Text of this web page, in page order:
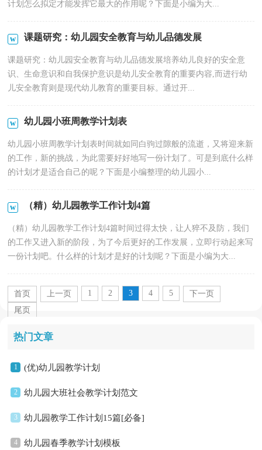
计划怎么拟定才能发挥它最大的作用呢？下面是小编为大...
课题研究：幼儿园安全教育与幼儿品德发展
课题研究：幼儿园安全教育与幼儿品德发展培养幼儿良好的安全意
识、生命意识和自我保护意识是幼儿安全教育的重要内容,而进行幼
儿安全教育则是现代幼儿教育的重要目标。通过开...
幼儿园小班周教学计划表
幼儿园小班周教学计划表时间就如同白驹过隙般的流逝，又将迎来新
的工作，新的挑战，为此需要好好地写一份计划了。可是到底什么样
的计划才是适合自己的呢？下面是小编整理的幼儿园小...
（精）幼儿园教学工作计划4篇
（精）幼儿园教学工作计划4篇时间过得太快，让人猝不及防，我们
的工作又进入新的阶段，为了今后更好的工作发展，立即行动起来写
一份计划吧。什么样的计划才是好的计划呢？下面是小编为大...
首页 上一页 1 2 3 4 5
下一页
尾页
热门文章
1 (优)幼儿园教学计划
2 幼儿园大班社会教学计划范文
3 幼儿园教学工作计划15篇[必备]
4 幼儿园春季教学计划模板